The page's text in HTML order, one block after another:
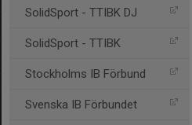
SolidSport - TTIBK DJ
SolidSport - TTIBK
Stockholms IB Förbund
Svenska IB Förbundet